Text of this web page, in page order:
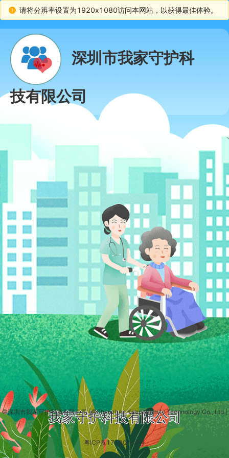
请将分辨率设置为1920x1080访问本网站，以获得最佳体验。
深圳市我家守护科
技有限公司
我家守护科技有限公司
©深圳市我家守护科技有限公司 |©Shenzhen Keeperfamily Technology Co., Ltd|
粤ICP备17130110号